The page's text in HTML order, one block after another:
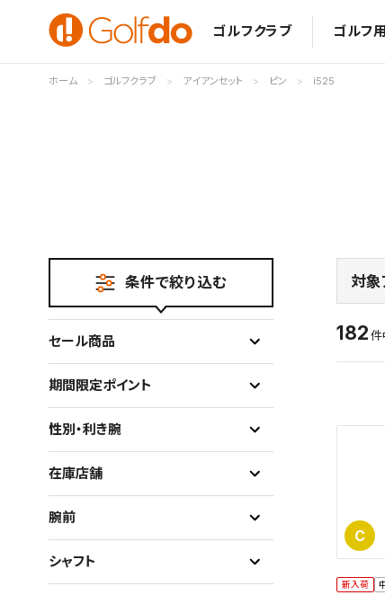
ゴルフクラブ ゴルフ
ホーム ゴルフクラブ アイアンセット ピン i525
対象
182
C
新入荷
条件で絞り込む
セール商品
期間限定ポイント
性別・利き腕
在庫店舗
腕前
シャフト